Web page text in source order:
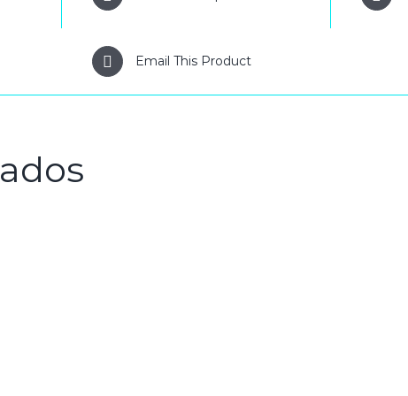
Email This Product